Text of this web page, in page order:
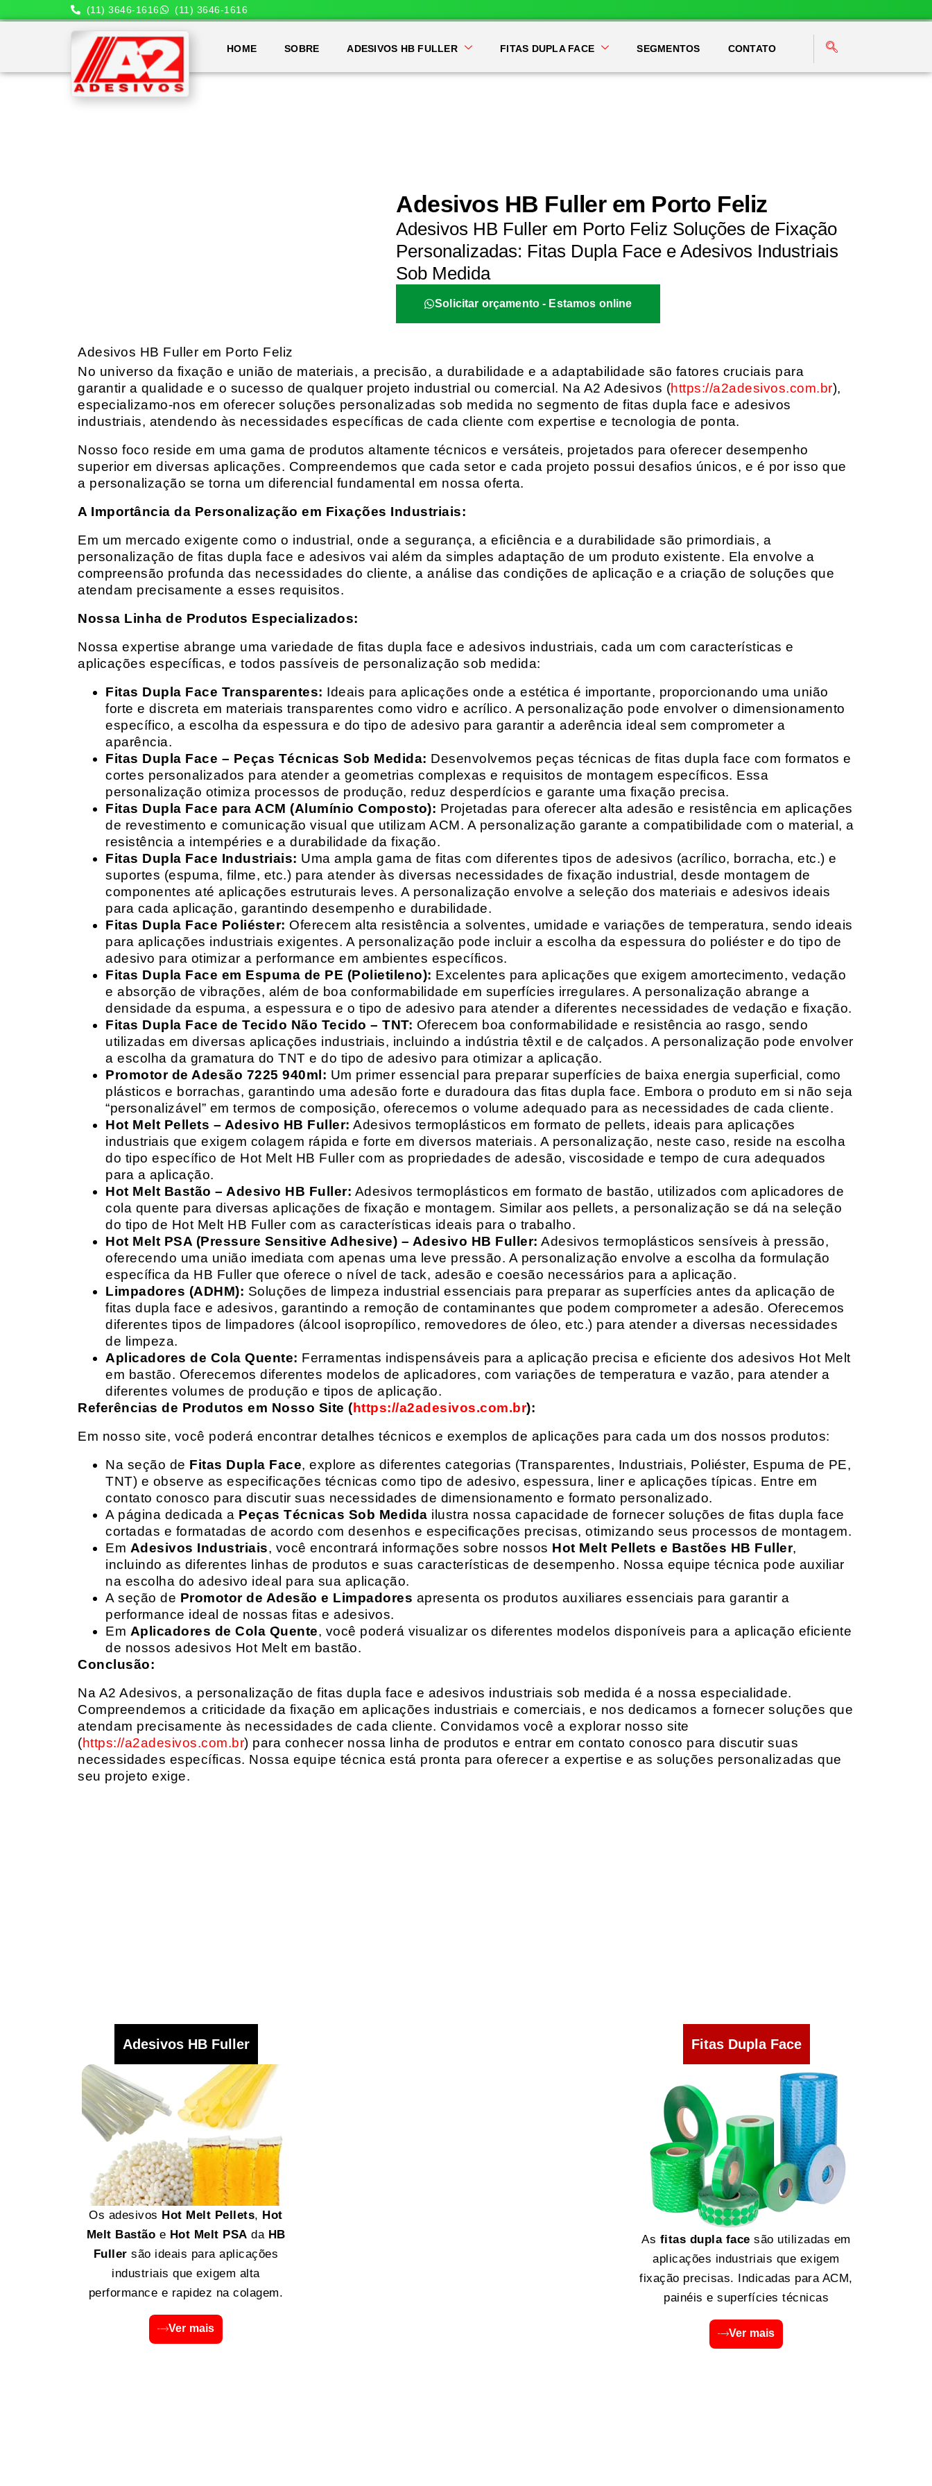
(11) 3646-1616 (11) 3646-1616
HOME SOBRE ADESIVOS HB FULLER FITAS DUPLA FACE SEGMENTOS CONTATO
Adesivos HB Fuller em Porto Feliz
Adesivos HB Fuller em Porto Feliz Soluções de Fixação
Personalizadas: Fitas Dupla Face e Adesivos Industriais
Sob Medida
Solicitar orçamento - Estamos online
Adesivos HB Fuller em Porto Feliz
No universo da fixação e união de materiais, a precisão, a durabilidade e a adaptabilidade são fatores cruciais para
garantir a qualidade e o sucesso de qualquer projeto industrial ou comercial. Na A2 Adesivos (https://a2adesivos.com.br),
especializamo-nos em oferecer soluções personalizadas sob medida no segmento de fitas dupla face e adesivos
industriais, atendendo às necessidades específicas de cada cliente com expertise e tecnologia de ponta.
Nosso foco reside em uma gama de produtos altamente técnicos e versáteis, projetados para oferecer desempenho
superior em diversas aplicações. Compreendemos que cada setor e cada projeto possui desafios únicos, e é por isso que
a personalização se torna um diferencial fundamental em nossa oferta.
A Importância da Personalização em Fixações Industriais:
Em um mercado exigente como o industrial, onde a segurança, a eficiência e a durabilidade são primordiais, a
personalização de fitas dupla face e adesivos vai além da simples adaptação de um produto existente. Ela envolve a
compreensão profunda das necessidades do cliente, a análise das condições de aplicação e a criação de soluções que
atendam precisamente a esses requisitos.
Nossa Linha de Produtos Especializados:
Nossa expertise abrange uma variedade de fitas dupla face e adesivos industriais, cada um com características e
aplicações específicas, e todos passíveis de personalização sob medida:
Fitas Dupla Face Transparentes: Ideais para aplicações onde a estética é importante, proporcionando uma união
forte e discreta em materiais transparentes como vidro e acrílico. A personalização pode envolver o dimensionamento
específico, a escolha da espessura e do tipo de adesivo para garantir a aderência ideal sem comprometer a
aparência.
Fitas Dupla Face – Peças Técnicas Sob Medida: Desenvolvemos peças técnicas de fitas dupla face com formatos e
cortes personalizados para atender a geometrias complexas e requisitos de montagem específicos. Essa
personalização otimiza processos de produção, reduz desperdícios e garante uma fixação precisa.
Fitas Dupla Face para ACM (Alumínio Composto): Projetadas para oferecer alta adesão e resistência em aplicações
de revestimento e comunicação visual que utilizam ACM. A personalização garante a compatibilidade com o material, a
resistência a intempéries e a durabilidade da fixação.
Fitas Dupla Face Industriais: Uma ampla gama de fitas com diferentes tipos de adesivos (acrílico, borracha, etc.) e
suportes (espuma, filme, etc.) para atender às diversas necessidades de fixação industrial, desde montagem de
componentes até aplicações estruturais leves. A personalização envolve a seleção dos materiais e adesivos ideais
para cada aplicação, garantindo desempenho e durabilidade.
Fitas Dupla Face Poliéster: Oferecem alta resistência a solventes, umidade e variações de temperatura, sendo ideais
para aplicações industriais exigentes. A personalização pode incluir a escolha da espessura do poliéster e do tipo de
adesivo para otimizar a performance em ambientes específicos.
Fitas Dupla Face em Espuma de PE (Polietileno): Excelentes para aplicações que exigem amortecimento, vedação
e absorção de vibrações, além de boa conformabilidade em superfícies irregulares. A personalização abrange a
densidade da espuma, a espessura e o tipo de adesivo para atender a diferentes necessidades de vedação e fixação.
Fitas Dupla Face de Tecido Não Tecido – TNT: Oferecem boa conformabilidade e resistência ao rasgo, sendo
utilizadas em diversas aplicações industriais, incluindo a indústria têxtil e de calçados. A personalização pode envolver
a escolha da gramatura do TNT e do tipo de adesivo para otimizar a aplicação.
Promotor de Adesão 7225 940ml: Um primer essencial para preparar superfícies de baixa energia superficial, como
plásticos e borrachas, garantindo uma adesão forte e duradoura das fitas dupla face. Embora o produto em si não seja
“personalizável” em termos de composição, oferecemos o volume adequado para as necessidades de cada cliente.
Hot Melt Pellets – Adesivo HB Fuller: Adesivos termoplásticos em formato de pellets, ideais para aplicações
industriais que exigem colagem rápida e forte em diversos materiais. A personalização, neste caso, reside na escolha
do tipo específico de Hot Melt HB Fuller com as propriedades de adesão, viscosidade e tempo de cura adequados
para a aplicação.
Hot Melt Bastão – Adesivo HB Fuller: Adesivos termoplásticos em formato de bastão, utilizados com aplicadores de
cola quente para diversas aplicações de fixação e montagem. Similar aos pellets, a personalização se dá na seleção
do tipo de Hot Melt HB Fuller com as características ideais para o trabalho.
Hot Melt PSA (Pressure Sensitive Adhesive) – Adesivo HB Fuller: Adesivos termoplásticos sensíveis à pressão,
oferecendo uma união imediata com apenas uma leve pressão. A personalização envolve a escolha da formulação
específica da HB Fuller que oferece o nível de tack, adesão e coesão necessários para a aplicação.
Limpadores (ADHM): Soluções de limpeza industrial essenciais para preparar as superfícies antes da aplicação de
fitas dupla face e adesivos, garantindo a remoção de contaminantes que podem comprometer a adesão. Oferecemos
diferentes tipos de limpadores (álcool isopropílico, removedores de óleo, etc.) para atender a diversas necessidades
de limpeza.
Aplicadores de Cola Quente: Ferramentas indispensáveis para a aplicação precisa e eficiente dos adesivos Hot Melt
em bastão. Oferecemos diferentes modelos de aplicadores, com variações de temperatura e vazão, para atender a
diferentes volumes de produção e tipos de aplicação.
Referências de Produtos em Nosso Site (https://a2adesivos.com.br):
Em nosso site, você poderá encontrar detalhes técnicos e exemplos de aplicações para cada um dos nossos produtos:
Na seção de Fitas Dupla Face, explore as diferentes categorias (Transparentes, Industriais, Poliéster, Espuma de PE,
TNT) e observe as especificações técnicas como tipo de adesivo, espessura, liner e aplicações típicas. Entre em
contato conosco para discutir suas necessidades de dimensionamento e formato personalizado.
A página dedicada a Peças Técnicas Sob Medida ilustra nossa capacidade de fornecer soluções de fitas dupla face
cortadas e formatadas de acordo com desenhos e especificações precisas, otimizando seus processos de montagem.
Em Adesivos Industriais, você encontrará informações sobre nossos Hot Melt Pellets e Bastões HB Fuller,
incluindo as diferentes linhas de produtos e suas características de desempenho. Nossa equipe técnica pode auxiliar
na escolha do adesivo ideal para sua aplicação.
A seção de Promotor de Adesão e Limpadores apresenta os produtos auxiliares essenciais para garantir a
performance ideal de nossas fitas e adesivos.
Em Aplicadores de Cola Quente, você poderá visualizar os diferentes modelos disponíveis para a aplicação eficiente
de nossos adesivos Hot Melt em bastão.
Conclusão:
Na A2 Adesivos, a personalização de fitas dupla face e adesivos industriais sob medida é a nossa especialidade.
Compreendemos a criticidade da fixação em aplicações industriais e comerciais, e nos dedicamos a fornecer soluções que
atendam precisamente às necessidades de cada cliente. Convidamos você a explorar nosso site
(https://a2adesivos.com.br) para conhecer nossa linha de produtos e entrar em contato conosco para discutir suas
necessidades específicas. Nossa equipe técnica está pronta para oferecer a expertise e as soluções personalizadas que
seu projeto exige.
Adesivos HB Fuller
Os adesivos Hot Melt Pellets, Hot
Melt Bastão e Hot Melt PSA da HB
Fuller são ideais para aplicações
industriais que exigem alta
performance e rapidez na colagem.
Ver mais
Fitas Dupla Face
As fitas dupla face são utilizadas em
aplicações industriais que exigem
fixação precisas. Indicadas para ACM,
painéis e superfícies técnicas
Ver mais